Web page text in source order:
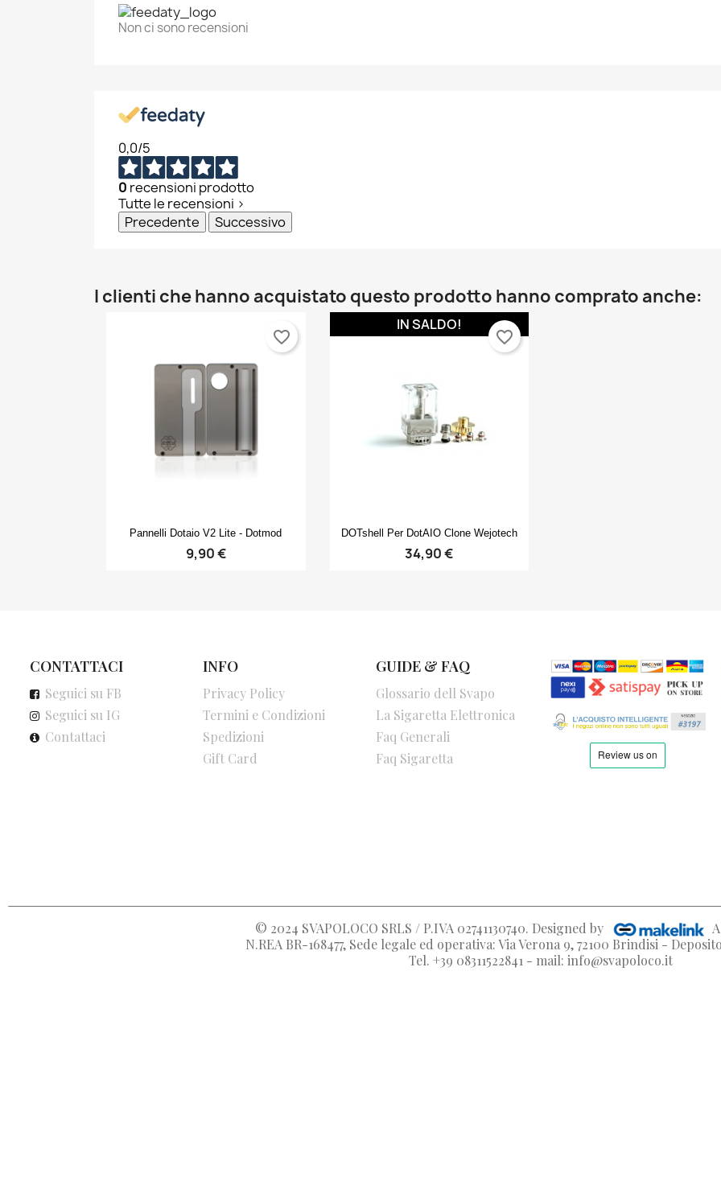
Non ci sono recensioni
0,0/5
0 recensioni prodotto
Tutte le recensioni >
Precedente
Successivo
I clienti che hanno acquistato questo prodotto hanno comprato anche:
Anteprima
Pannelli Dotaio V2 Lite - Dotmod
9,90 €
favorite_border
Anteprima
DOTshell Per DotAIO Clone Wejotech
34,90 €
IN SALDO!
favorite_border
CONTATTACI
Seguici su FB
Seguici su IG
Contattaci
INFO
Privacy Policy
Termini e Condizioni
Spedizioni
Gift Card
GUIDE & FAQ
Glossario dell Svapo
La Sigaretta Elettronica
Faq Generali
Faq Sigaretta
© 2024 SVAPOLOCO SRLS / P.IVA 02741130740. Designed by
N.REA BR-168477, Sede legale ed operativa: Via Verona 9, 72100 Brindisi -
Tel. +39 08311522841 - mail: info@svapoloco.it